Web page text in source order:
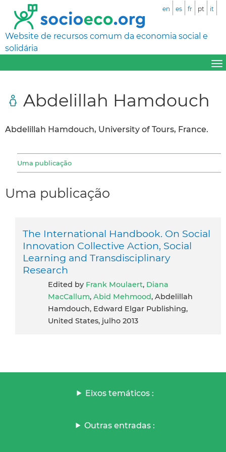
Website de recursos comum da economia social e
solidária
en es fr pt it
Abdelillah Hamdouch
Abdelillah Hamdouch, University of Tours, France.
Uma publicação
Uma publicação
The International Handbook. On Social
Innovation Collective Action, Social
Learning and Transdisciplinary
Research
Edited by Frank Moulaert, Diana
MacCallum, Abid Mehmood, Abdelillah
Hamdouch, Edward Elgar Publishing,
United States, julho 2013
Eixos temáticos :
Outras entradas :